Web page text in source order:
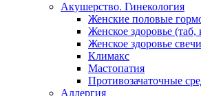
Акушерство. Гинекология
Женские половые
Женское здоровье (таб,
Женское здоровье
Климакс
Мастопатия
Противозачаточные
Аллергия